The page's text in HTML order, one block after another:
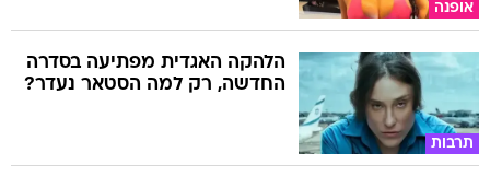
אופנה
תרבות
הלהקה האגדית מפתיעה בסדרה
החדשה, רק למה הסטאר נעדר?